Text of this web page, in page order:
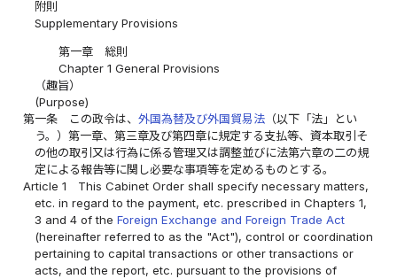
附則
Supplementary Provisions
第一章 総則
Chapter 1 General Provisions
（趣旨）
(Purpose)
第一条
この政令は、外国為替及び外国貿易法 （以下「法」とい
う。）第一章、第三章及び第四章に規定する支払等、資本取引そ
の他の取引又は行為に係る管理又は調整並びに法第六章の二の規
定による報告等に関し必要な事項等を定めるものとする。
Article 1
This Cabinet Order shall specify necessary matters,
etc. in regard to the payment, etc. prescribed in Chapters 1,
3 and 4 of theForeign Exchange and Foreign Trade Act
(hereinafter referred to as the "Act"), control or coordination
pertaining to capital transactions or other transactions or
acts, and the report, etc. pursuant to the provisions of